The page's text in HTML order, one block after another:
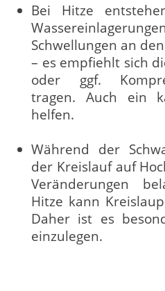
Bei Hitze
Schwellungen an
– es empfiehlt sich
oder ggf.
tragen. Auch ein
helfen.
Während der
der Kreislauf auf
Veränderungen
Hitze kann
Daher ist es
einzulegen.